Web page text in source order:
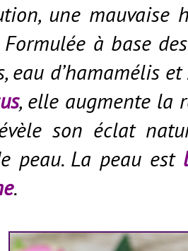
une mauvaise
Formulée à base
eau d’hamamélis
, elle augmente la
son éclat
peau. La peau est
.